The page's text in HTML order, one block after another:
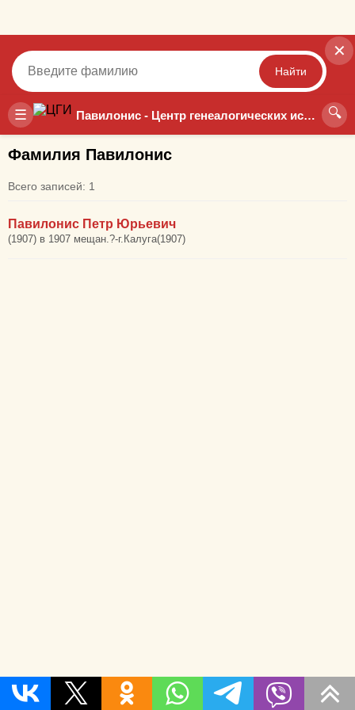
☰ Павилонис - Центр генеалогических исследований 🔍
✕
Найти
Точный Неточный
Фамилия Павилонис
Всего записей: 1
Павилонис Петр Юрьевич
(1907) в 1907 мещан.?-г.Калуга(1907)